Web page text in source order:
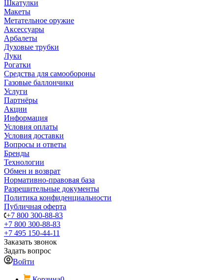
Шкатулки
Макеты
Метательное оружие
Аксессуары
Арбалеты
Духовые трубки
Луки
Рогатки
Средства для самообороны
Газовые баллончики
Услуги
Партнёры
Акции
Информация
Условия оплаты
Условия доставки
Вопросы и ответы
Бренды
Технологии
Обмен и возврат
Нормативно-правовая база
Разрешительные документы
Политика конфиденциальности
Публичная оферта
+7 800 300-88-83
+7 800 300-88-83
+7 495 150-44-11
Заказать звонок
Задать вопрос
Войти